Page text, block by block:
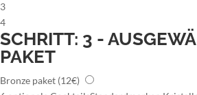
3
4
SCHRITT: 3 -
PAKET
Bronze paket (12€)